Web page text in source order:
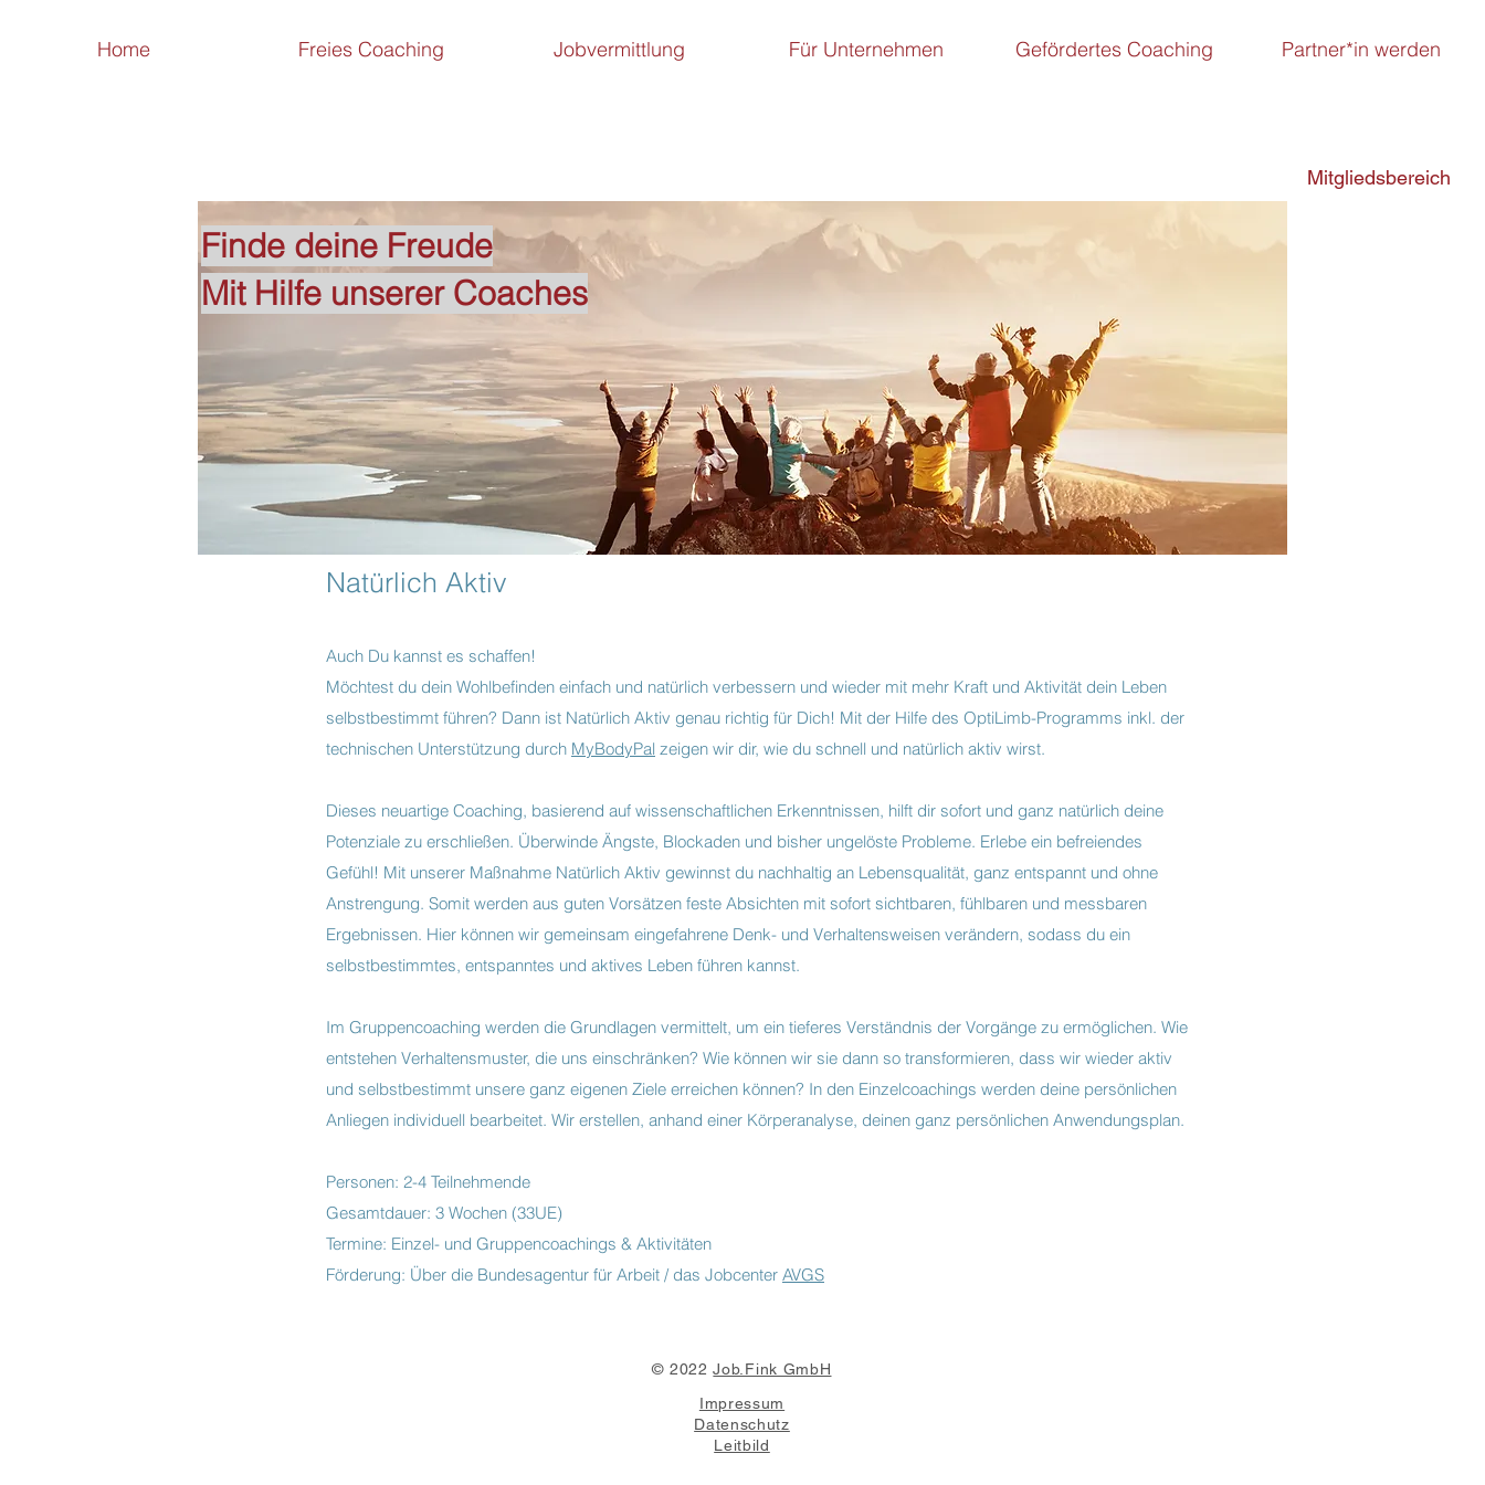
Home Freies Coaching Jobvermittlung Für Unternehmen Gefördertes Coaching Partner*in werden
Finde deine Freude
Mit Hilfe unserer Coaches
Natürlich Aktiv
Auch Du kannst es schaffen!
Möchtest du dein Wohlbefinden einfach und natürlich verbessern und wieder mit mehr Kraft und Aktivität dein Leben
selbstbestimmt führen? Dann ist Natürlich Aktiv genau richtig für Dich! Mit der Hilfe des OptiLimb-Programms inkl. der
technischen Unterstützung durch MyBodyPal zeigen wir dir, wie du schnell und natürlich aktiv wirst.
Dieses neuartige Coaching, basierend auf wissenschaftlichen Erkenntnissen, hilft dir sofort und ganz natürlich deine
Potenziale zu erschließen. Überwinde Ängste, Blockaden und bisher ungelöste Probleme. Erlebe ein befreiendes
Gefühl! Mit unserer Maßnahme Natürlich Aktiv gewinnst du nachhaltig an Lebensqualität, ganz entspannt und ohne
Anstrengung. Somit werden aus guten Vorsätzen feste Absichten mit sofort sichtbaren, fühlbaren und messbaren
Ergebnissen. Hier können wir gemeinsam eingefahrene Denk- und Verhaltensweisen verändern, sodass du ein
selbstbestimmtes, entspanntes und aktives Leben führen kannst.
Im Gruppencoaching werden die Grundlagen vermittelt, um ein tieferes Verständnis der Vorgänge zu ermöglichen. Wie
entstehen Verhaltensmuster, die uns einschränken? Wie können wir sie dann so transformieren, dass wir wieder aktiv
und selbstbestimmt unsere ganz eigenen Ziele erreichen können? In den Einzelcoachings werden deine persönlichen
Anliegen individuell bearbeitet. Wir erstellen, anhand einer Körperanalyse, deinen ganz persönlichen Anwendungsplan.
Personen: 2-4 Teilnehmende
Gesamtdauer: 3 Wochen (33UE)
Termine: Einzel- und Gruppencoachings & Aktivitäten
Förderung: Über die Bundesagentur für Arbeit / das Jobcenter AVGS
Mitgliedsbereich
© 2022Job.Fink GmbH
Impressum
Datenschutz
Leitbild